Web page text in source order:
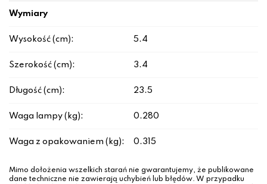
Wymiary
Wysokość (cm): 5.4
Szerokość (cm): 3.4
Długość (cm): 23.5
Waga lampy (kg): 0.280
Waga z opakowaniem (kg): 0.315
Mimo dołożenia wszelkich starań nie gwarantujemy, że publikowane
dane techniczne nie zawierają uchybień lub błędów. W przypadku